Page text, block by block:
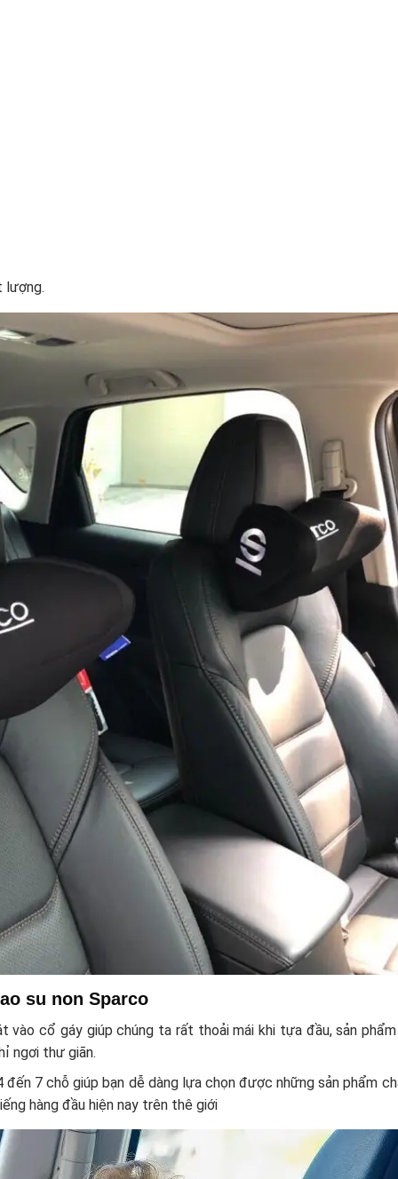
lượng.
su non Sparco
cổ gáy giúp chúng ta rất thoải mái khi tựa đầu, sản
ngơi thư giãn.
7 chỗ giúp bạn dễ dàng lựa chọn được những sản phẩm
hàng đầu hiện nay trên thê giới